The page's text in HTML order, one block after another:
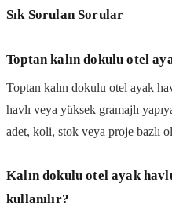
Sık Sorulan Sorular
Toptan kalın dokulu otel
Toptan kalın dokulu otel ayak
havlı veya yüksek gramajlı
adet, koli, stok veya proje bazlı
Kalın dokulu otel ayak
kullanılır?